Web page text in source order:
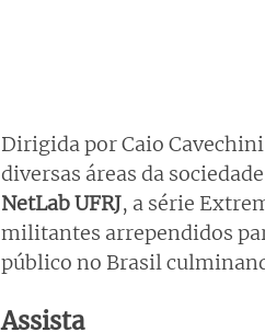
Dirigida por Caio
diversas áreas da
NetLab UFRJ, a série
militantes arrependidos
público no Brasil
Assista